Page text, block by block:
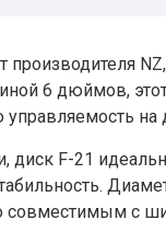
6 дюймов,
на
F-21
совместимым с